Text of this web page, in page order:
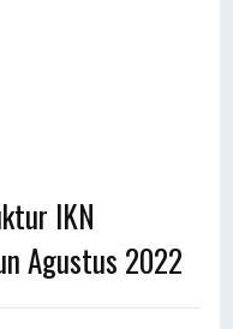
IKN
Agustus 2022